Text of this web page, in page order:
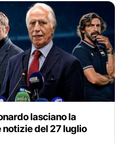
lasciano la
notizie del 27 luglio